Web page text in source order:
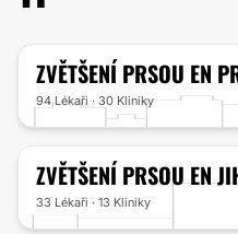
ZVĚTŠENÍ PRSOU EN
94 Lékaři · 30 Kliniky
ZVĚTŠENÍ PRSOUEN
33 Lékaři · 13 Kliniky